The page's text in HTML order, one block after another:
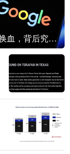
谷歌AI大换血，背后究竟发生了什么？